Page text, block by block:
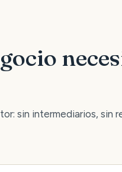
sin intermediarios, sin